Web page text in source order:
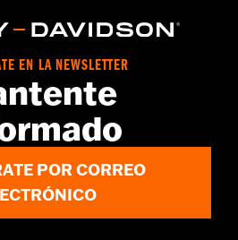
tapa de la transmisión primaria
de juntas nuevas. Consulta al
más información.
EN LA NEWSLETTER
POR CORREO